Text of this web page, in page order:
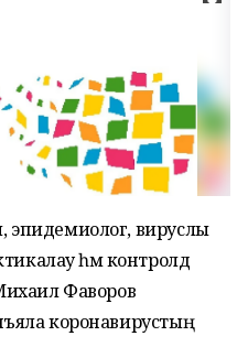
эпидемиолог, вируслы
һәм контролдә
Фаворов
коронавирустың